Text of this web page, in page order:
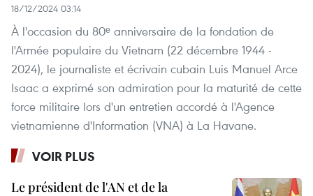
18/12/2024 03:14
À l'occasion du 80ᵉ anniversaire de la fondation de
l'Armée populaire du Vietnam (22 décembre 1944 -
2024), le journaliste et écrivain cubain Luis Manuel Arce
Isaac a exprimé son admiration pour la maturité de cette
force militaire lors d'un entretien accordé à l'Agence
vietnamienne d'Information (VNA) à La Havane.
VOIR PLUS
Le président de l'AN et de la